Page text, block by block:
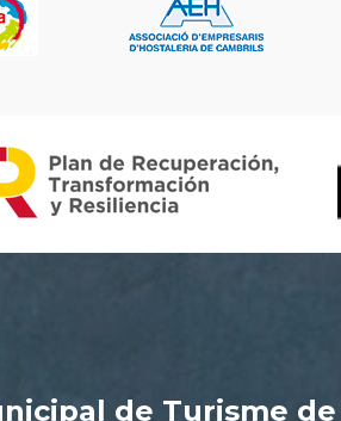
de Turisme de